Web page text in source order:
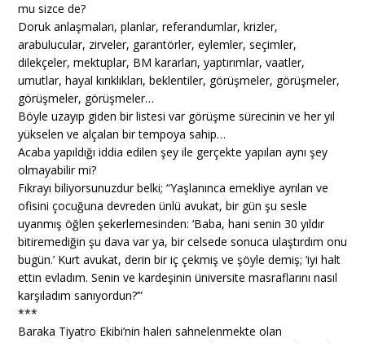
mu sizce de?
Doruk anlaşmaları, planlar, referandumlar, krizler,
arabulucular, zirveler, garantörler, eylemler, seçimler,
dilekçeler, mektuplar, BM kararları, yaptırımlar, vaatler,
umutlar, hayal kırıklıkları, beklentiler, görüşmeler, görüşmeler,
görüşmeler, görüşmeler…
Böyle uzayıp giden bir listesi var görüşme sürecinin ve her yıl
yükselen ve alçalan bir tempoya sahip…
Acaba yapıldığı iddia edilen şey ile gerçekte yapılan aynı şey
olmayabilir mi?
Fıkrayı biliyorsunuzdur belki; “Yaşlanınca emekliye ayrılan ve
ofisini çocuğuna devreden ünlü avukat, bir gün şu sesle
uyanmış öğlen şekerlemesinden: ‘Baba, hani senin 30 yıldır
bitiremediğin şu dava var ya, bir celsede sonuca ulaştırdım onu
bugün.’ Kurt avukat, derin bir iç çekmiş ve şöyle demiş; ‘iyi halt
ettin evladım. Senin ve kardeşinin üniversite masraflarını nasıl
karşıladım sanıyordun?’”
***
Baraka Tiyatro Ekibi’nin halen sahnelenmekte olan